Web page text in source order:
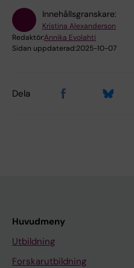
Innehållsgranskare:
Kristina Alexanderson
Redaktör:Annika Evolahti
Sidan uppdaterad:2025-10-07
Dela
Huvudmeny
Utbildning
Forskarutbildning